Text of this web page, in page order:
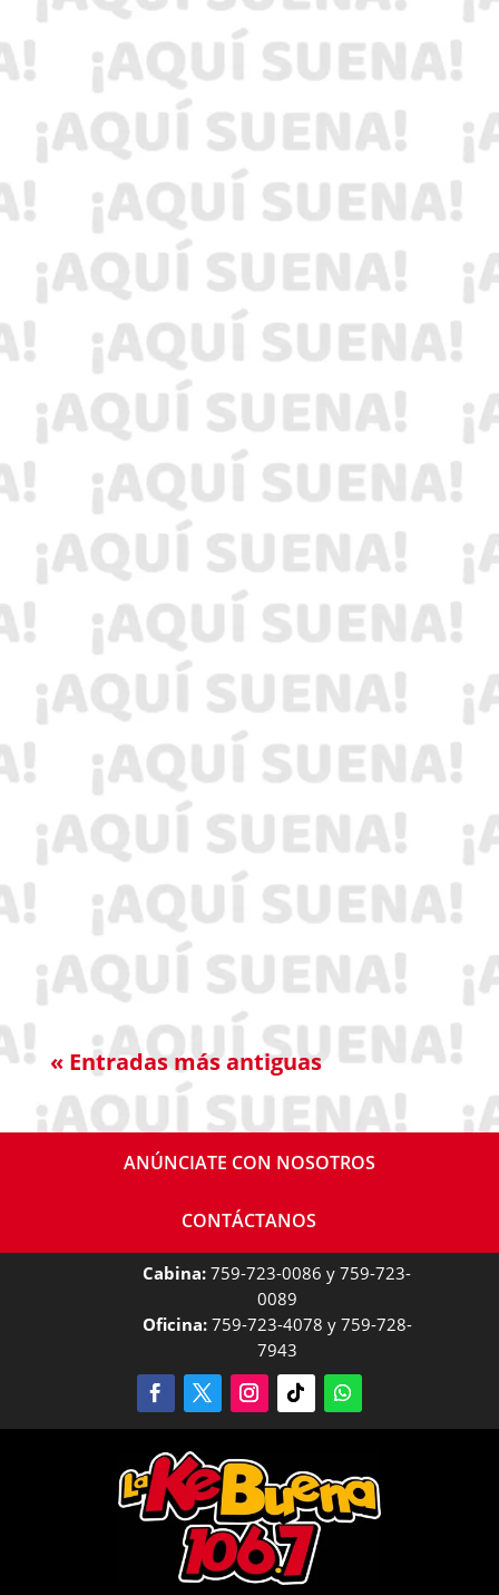
La investigación de la Fiscalía General de la
República involucra a 25 objetivos y continúa
abierta.
El gobernador de Hidalgo, Julio Menchaca
Salazar.
« Entradas más antiguas
ANÚNCIATE CON NOSOTROS
CONTÁCTANOS
Cabina: 759-723-0086 y 759-723-
0089
Oficina:759-723-4078 y 759-728-
7943